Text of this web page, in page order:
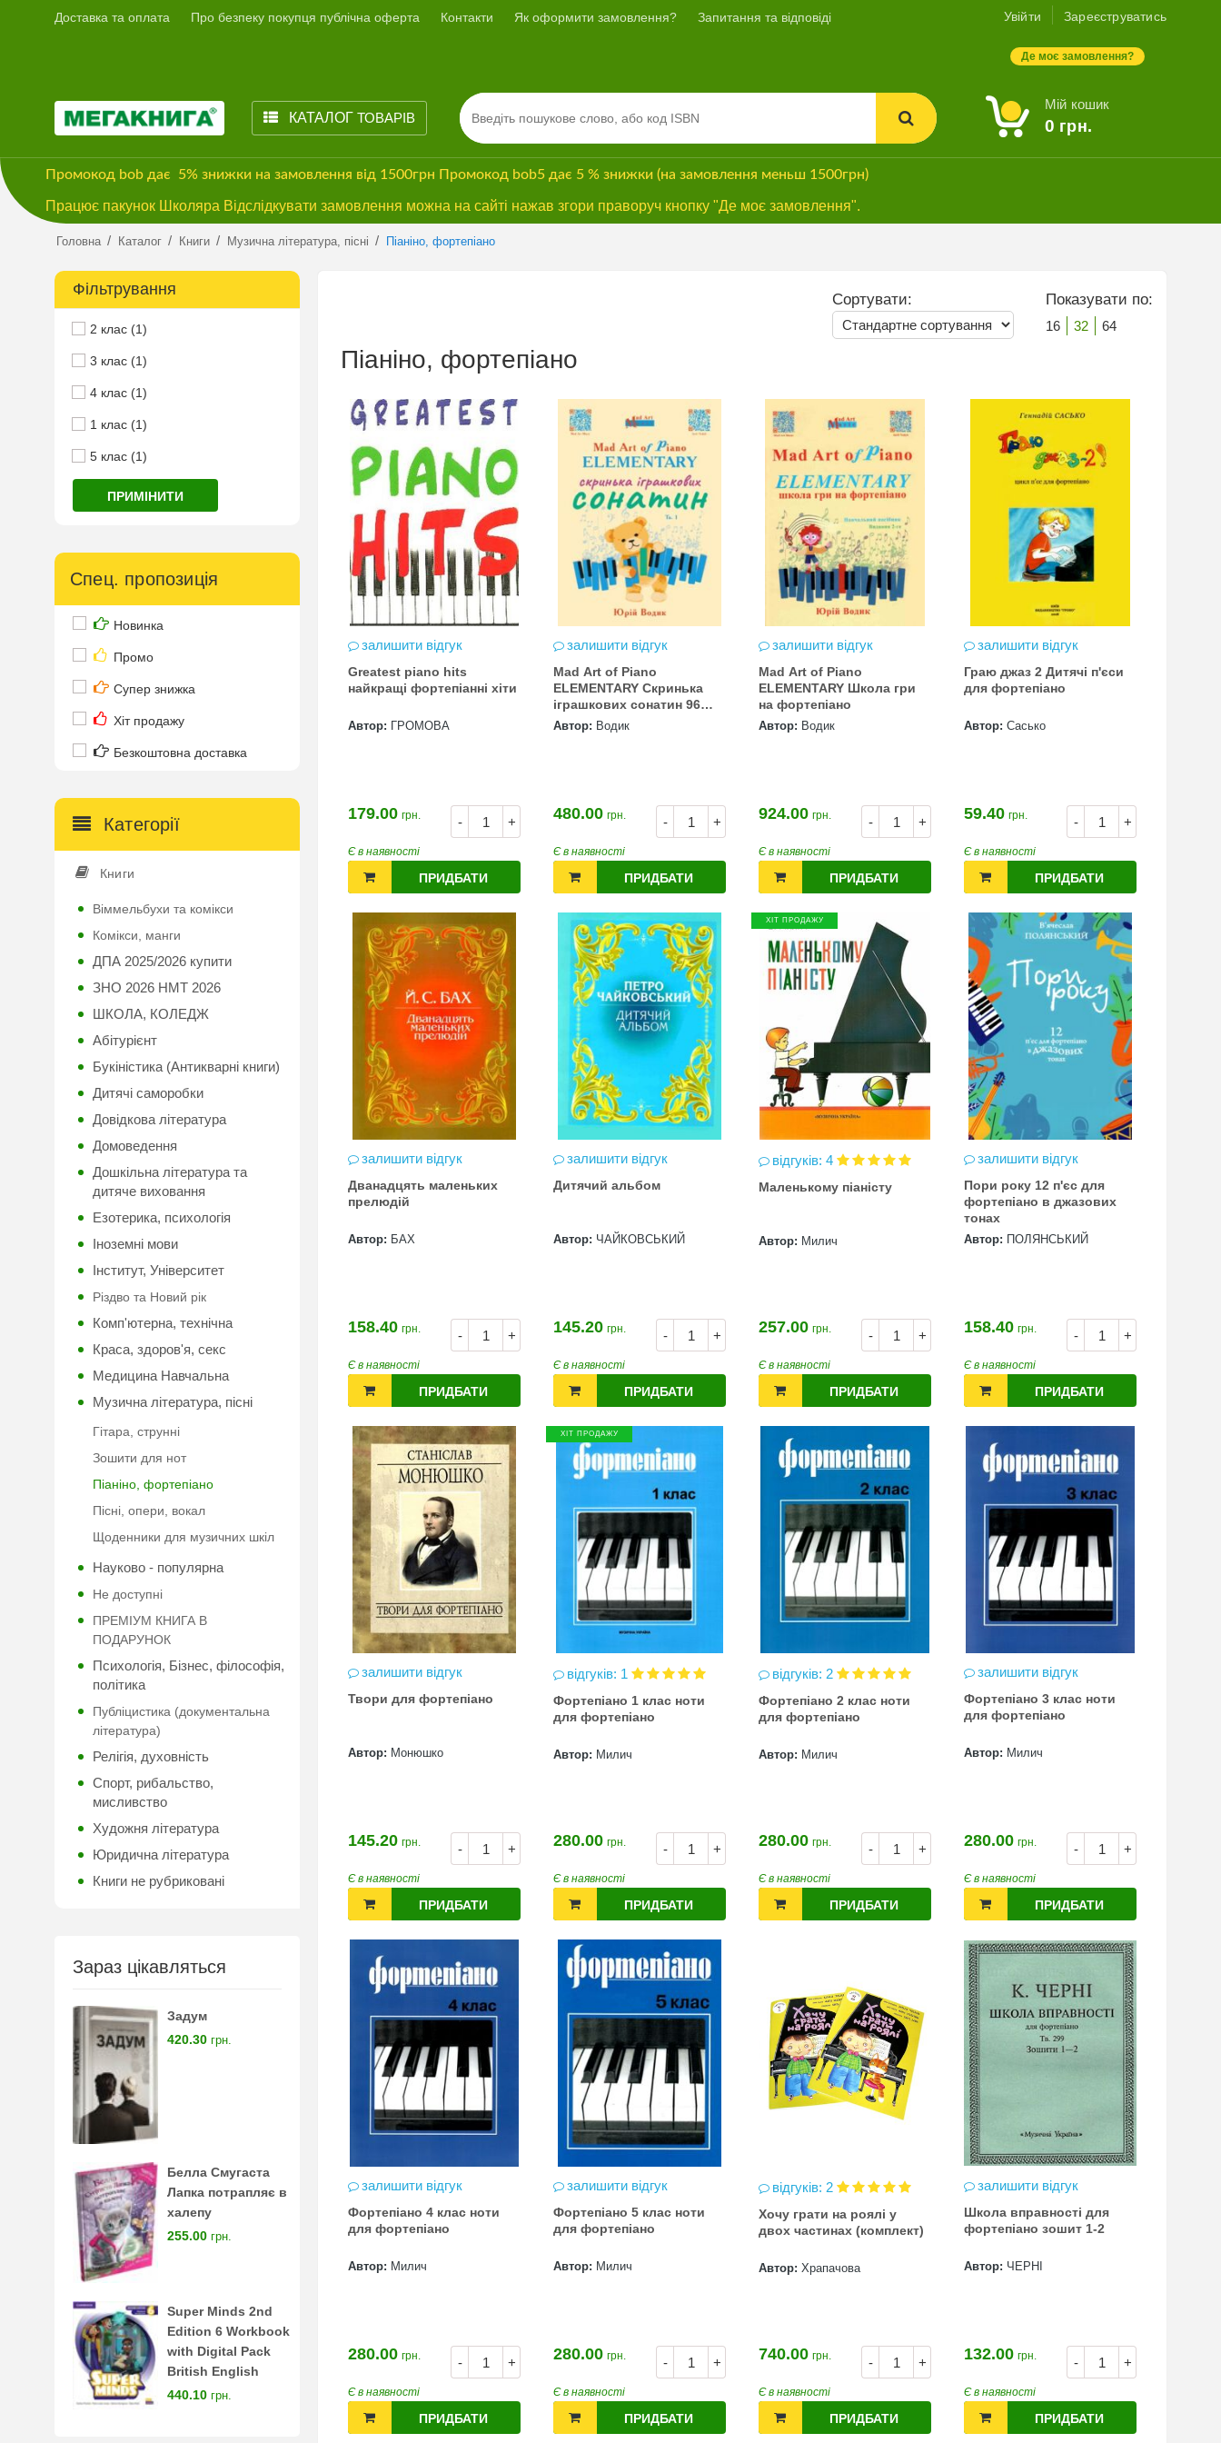
Доставка та оплата Про безпеку покупця публічна оферта Контакти Як оформити замовлення? Запитання та відповіді Увійти Зареєструватись
Де моє замовлення?
КАТАЛОГТОВАРІВ
Мій кошик
0 грн.
Промокод bob дає 5% знижки на замовлення від 1500грн Промокод bob5 дає 5 % знижки (на замовлення меньш 1500грн)
Працює пакунок Школяра Відслідкувати замовлення можна на сайті нажав згори праворуч кнопку "Де моє замовлення".
Головна / Каталог / Книги / Музична література, пісні / Піаніно, фортепіано
Фільтрування
2 клас (1)
3 клас (1)
4 клас (1)
1 клас (1)
5 клас (1)
ПРИМІНИТИ
Спец. пропозиція
Новинка
Промо
Супер знижка
Хіт продажу
Безкоштовна доставка
Категорії
Книги
Віммельбухи та комікси
Комікси, манги
ДПА 2025/2026 купити
ЗНО 2026 НМТ 2026
ШКОЛА, КОЛЕДЖ
Абітурієнт
Букіністика (Антикварні книги)
Дитячі саморобки
Довідкова література
Домоведення
Дошкільна література та
дитяче виховання
Езотерика, психологія
Іноземні мови
Інститут, Університет
Різдво та Новий рік
Комп'ютерна, технічна
Краса, здоров'я, секс
Медицина Навчальна
Музична література, пісні
Гітара, струнні
Зошити для нот
Піаніно, фортепіано
Пісні, опери, вокал
Щоденники для музичних шкіл
Науково - популярна
Не доступні
ПРЕМІУМ КНИГА В
ПОДАРУНОК
Психологія, Бізнес, філософія,
політика
Публіцистика (документальна
література)
Релігія, духовність
Спорт, рибальство,
мисливство
Художня література
Юридична література
Книги не рубриковані
Зараз цікавляться
Задум
420.30 грн.
Белла Смугаста
Лапка потрапляє в
халепу
255.00 грн.
Super Minds 2nd
Edition 6 Workbook
with Digital Pack
British English
440.10 грн.
Сортувати: Показувати по:
16 32 64
Піаніно, фортепіано
залишити відгук
Greatest piano hits
найкращі фортепіанні хіти
Автор: ГРОМОВА
- +
179.00 грн.
Є в наявності
ПРИДБАТИ
залишити відгук
Mad Art of Piano
ELEMENTARY Скринька
іграшкових сонатин 96
сторінок
Автор: Водик
- +
480.00 грн.
Є в наявності
ПРИДБАТИ
залишити відгук
Mad Art of Piano
ELEMENTARY Школа гри
на фортепіано
Автор: Водик
- +
924.00 грн.
Є в наявності
ПРИДБАТИ
залишити відгук
Граю джаз 2 Дитячі п'єси
для фортепіано
Автор: Сасько
- +
59.40 грн.
Є в наявності
ПРИДБАТИ
залишити відгук
Дванадцять маленьких
прелюдій
Автор: БАХ
- +
158.40 грн.
Є в наявності
ПРИДБАТИ
залишити відгук
Дитячий альбом
Автор: ЧАЙКОВСЬКИЙ
- +
145.20 грн.
Є в наявності
ПРИДБАТИ
ХІТ ПРОДАЖУ
відгуків: 4
Маленькому піаністу
Автор: Милич
- +
257.00 грн.
Є в наявності
ПРИДБАТИ
залишити відгук
Пори року 12 п'єс для
фортепіано в джазових
тонах
Автор: ПОЛЯНСЬКИЙ
- +
158.40 грн.
Є в наявності
ПРИДБАТИ
залишити відгук
Твори для фортепіано
Автор: Монюшко
- +
145.20 грн.
Є в наявності
ПРИДБАТИ
ХІТ ПРОДАЖУ
відгуків: 1
Фортепіано 1 клас ноти
для фортепіано
Автор: Милич
- +
280.00 грн.
Є в наявності
ПРИДБАТИ
відгуків: 2
Фортепіано 2 клас ноти
для фортепіано
Автор: Милич
- +
280.00 грн.
Є в наявності
ПРИДБАТИ
залишити відгук
Фортепіано 3 клас ноти
для фортепіано
Автор: Милич
- +
280.00 грн.
Є в наявності
ПРИДБАТИ
залишити відгук
Фортепіано 4 клас ноти
для фортепіано
Автор: Милич
- +
280.00 грн.
Є в наявності
ПРИДБАТИ
залишити відгук
Фортепіано 5 клас ноти
для фортепіано
Автор: Милич
- +
280.00 грн.
Є в наявності
ПРИДБАТИ
відгуків: 2
Хочу грати на роялі у
двох частинах (комплект)
Автор: Храпачова
- +
740.00 грн.
Є в наявності
ПРИДБАТИ
залишити відгук
Школа вправності для
фортепіано зошит 1-2
Автор: ЧЕРНІ
- +
132.00 грн.
Є в наявності
ПРИДБАТИ